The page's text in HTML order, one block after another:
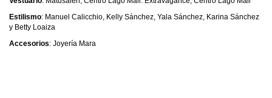
Estilismo: Manuel Calicchio, Kelly Sánchez, Yala Sánchez, Karina Sánchez
y Betty Loaiza
Accesorios: Joyería Mara